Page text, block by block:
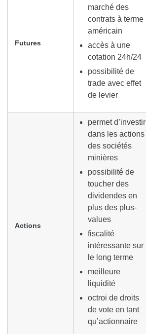
Futures
marché des
contrats à terme
américain
accès à une
cotation 24h/24
possibilité de
trade avec effet
de levier
Actions
permet d’investir
dans les actions
des sociétés
minières
possibilité de
toucher des
dividendes en
plus des plus-
values
fiscalité
intéressante sur
le long terme
meilleure
liquidité
octroi de droits
de vote en tant
qu’actionnaire